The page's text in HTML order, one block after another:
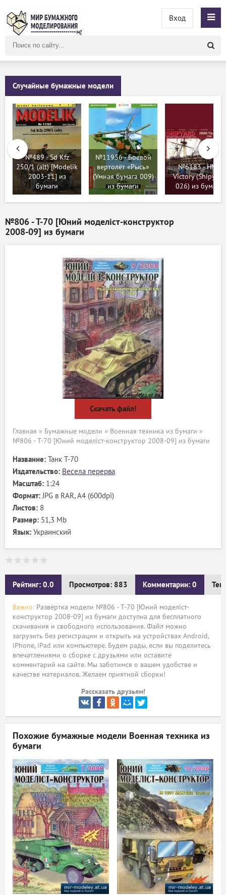
сайту
Вход
Случайные бумажные модели
№489 - Sd Kfz
250/1 (alt) [Modelik
2003-11] из
бумаги
№11956 - Боевой
вертолёт «Рысь»
(Умная бумага 009)
из бумаги
№6183 - HMS
Victory (Shipyard
026) из бумаги
№806 - T-70 [Юний моделіст-конструктор
2008-09] из бумаги
Скачать файл!
Главная » Бумажные модели » Военная техника из бумаги »
№806 - T-70 [Юний моделіст-конструктор 2008-09] из бумаги
Название: Танк T-70
Издательство: Весела перерва
Масштаб: 1:24
Формат:JPG в RAR, А4 (600dpi)
Листов: 8
Размер: 51,3 Mb
Язык: Украинский
Рейтинг: 0.0 Просмотров: 883 Комментарии: 0
Важно: Развёртка модели №806 - T-70 [Юний моделіст-
конструктор 2008-09] из бумаги доступна для бесплатного
скачивания и свободного использования. Файл можно
загрузить без регистрации и открыть на устройствах Android,
iPhone, iPad или компьютере. Будем рады, если вы поделитесь
впечатлениями о сборке с друзьями или оставите
комментарий на сайте. Мы заботимся о вашем удобстве и
качестве материалов. Желаем приятной сборки!
Рассказать друзьям!
Похожие бумажные модели Военная техника из
бумаги